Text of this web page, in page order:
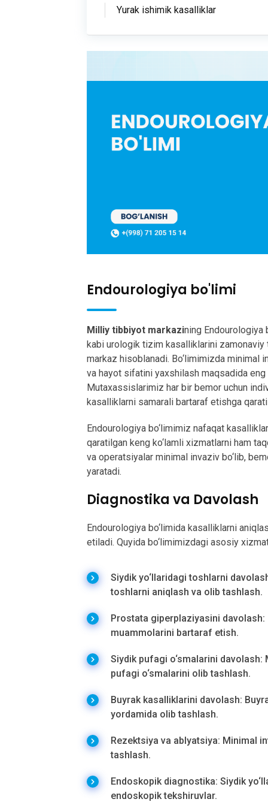
Yurak ishimik kasalliklar
Endourologiya bo'limi
Milliy tibbiyot markazining Endourologiya
kabi urologik tizim kasalliklarini
markaz hisoblanadi. Bo‘limimizda minimal
va hayot sifatini yaxshilash maqsadida
Mutaxassislarimiz har bir bemor uchun
kasalliklarni samarali bartaraf etishga
Endourologiya bo‘limimiz nafaqat
qaratilgan keng ko‘lamli xizmatlarni ham
va operatsiyalar minimal invaziv bo‘lib,
yaratadi.
Diagnostika va Davolash
Endourologiya bo‘limida kasalliklarni
etiladi. Quyida bo‘limimizdagi asosiy
Siydik yo‘llaridagi toshlarni
toshlarni aniqlash va olib tashlash.
Prostata giperplaziyasini
muammolarini bartaraf etish.
Siydik pufagi o‘smalarini
pufagi o‘smalarini olib tashlash.
Buyrak kasalliklarini davolash:
yordamida olib tashlash.
Rezektsiya va ablyatsiya: Minimal
tashlash.
Endoskopik diagnostika: Siydik
endoskopik tekshiruvlar.